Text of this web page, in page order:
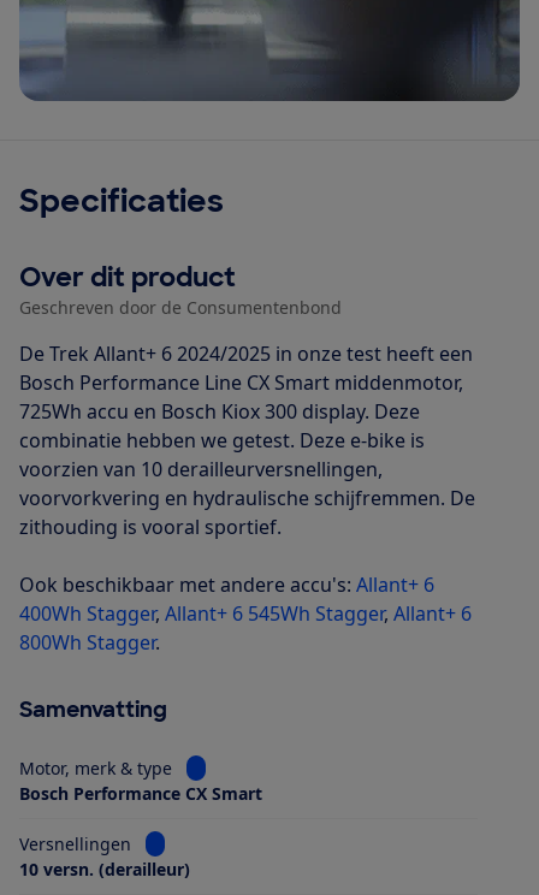
Specificaties
Over dit product
Geschreven door de Consumentenbond
De Trek Allant+ 6 2024/2025 in onze test heeft een
Bosch Performance Line CX Smart middenmotor,
725Wh accu en Bosch Kiox 300 display. Deze
combinatie hebben we getest. Deze e-bike is
voorzien van 10 derailleurversnellingen,
voorvorkvering en hydraulische schijfremmen. De
zithouding is vooral sportief.
Ook beschikbaar met andere accu's: Allant+ 6
400Wh Stagger, Allant+ 6 545Wh Stagger, Allant+ 6
800Wh Stagger.
Samenvatting
Motor, merk & type
Bekijk informatie voor Motor, merk & type
Bosch Performance CX Smart
Versnellingen
Bekijk informatie voor Versnellingen
10 versn. (derailleur)